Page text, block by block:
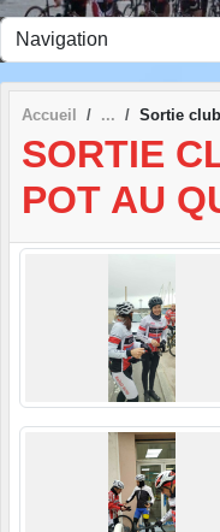
Accueil Sortie
SORTIE
POT AU